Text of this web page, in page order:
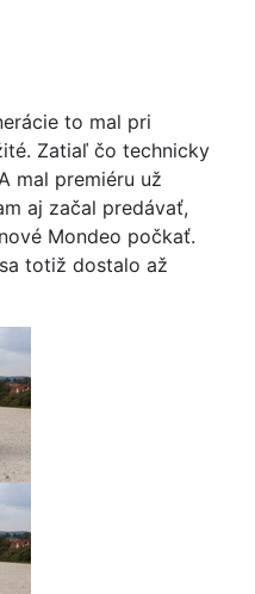
to mal pri
Zatiaľ čo technicky
mal premiéru už
aj začal predávať,
Mondeo počkať.
totiž dostalo až